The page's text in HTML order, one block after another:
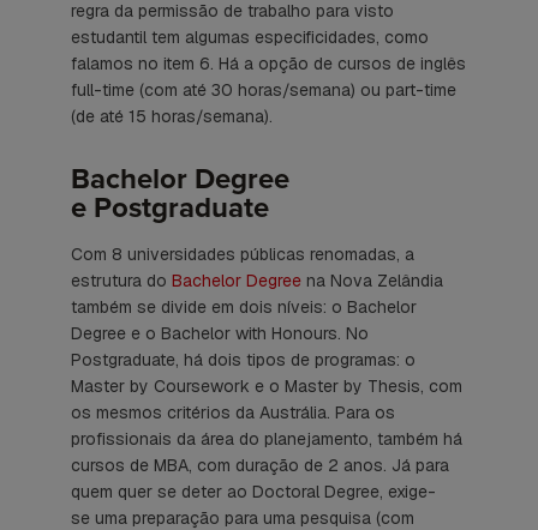
regra da permissão de trabalho para visto
estudantil tem algumas especificidades, como
falamos no item 6. Há a opção de cursos de inglês
full-time (com até 30 horas/semana) ou part-time
(de até 15 horas/semana).
Bachelor Degree
e Postgraduate
Com 8 universidades públicas renomadas, a
estrutura do Bachelor Degree na Nova Zelândia
também se divide em dois níveis: o Bachelor
Degree e o Bachelor with Honours. No
Postgraduate, há dois tipos de programas: o
Master by Coursework e o Master by Thesis, com
os mesmos critérios da Austrália. Para os
profissionais da área do planejamento, também há
cursos de MBA, com duração de 2 anos. Já para
quem quer se deter ao Doctoral Degree, exige-
se uma preparação para uma pesquisa (com